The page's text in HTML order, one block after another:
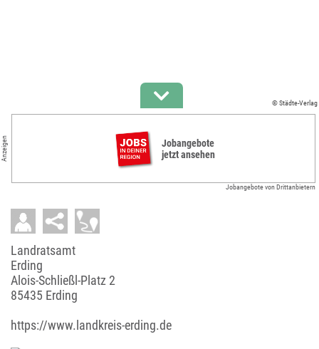
© Städte-Verlag
Anzeigen
Jobangebote
jetzt ansehen
Jobangebote von Drittanbietern
Landratsamt
Erding
Alois-Schließl-Platz 2
85435 Erding
https://www.landkreis-erding.de